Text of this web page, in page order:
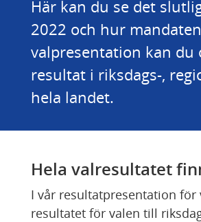
Här kan du se det
2022 och hur
valpresentation kan du
resultat i riksdags-,
hela landet.
Hela valresultatet
I vår resultatpresentation för
resultatet för valen till